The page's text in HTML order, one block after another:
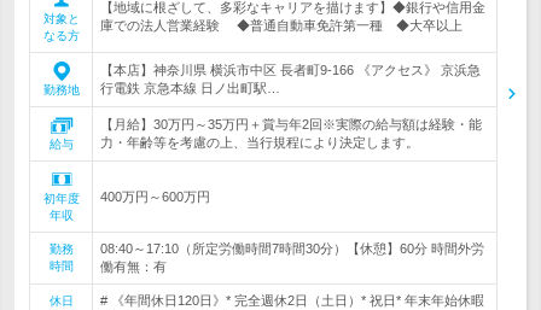
対象と
なる方
【地域に根ざして、多彩なキャリアを描けます】◆銀行や信用金
庫での法人営業経験 ◆普通自動車免許第一種 ◆大卒以上
勤務地
【本店】神奈川県 横浜市中区 長者町9-166 《アクセス》 京浜急
行電鉄 京急本線 日ノ出町駅…
給与
【月給】30万円～35万円＋賞与年2回※実際の給与額は経験・能
力・年齢等を考慮の上、当行規程により決定します。
初年度
年収
400万円～600万円
勤務
時間
08:40～17:10（所定労働時間7時間30分）【休憩】60分 時間外労
働有無：有
休日
# 《年間休日120日》* 完全週休2日（土日）* 祝日* 年末年始休暇